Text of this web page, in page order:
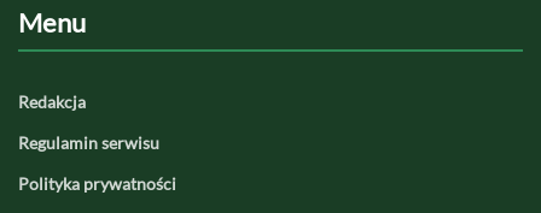
Menu
Redakcja
Regulamin serwisu
Polityka prywatności